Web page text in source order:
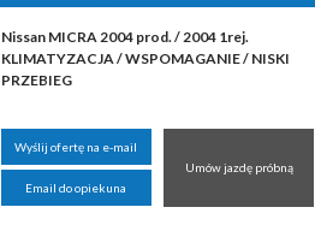
Nissan MICRA 2004 prod. / 2004 1rej.
KLIMATYZACJA / WSPOMAGANIE / NISKI
PRZEBIEG
Wyślij ofertę na e-mail
Email do opiekuna
Umów jazdę próbną